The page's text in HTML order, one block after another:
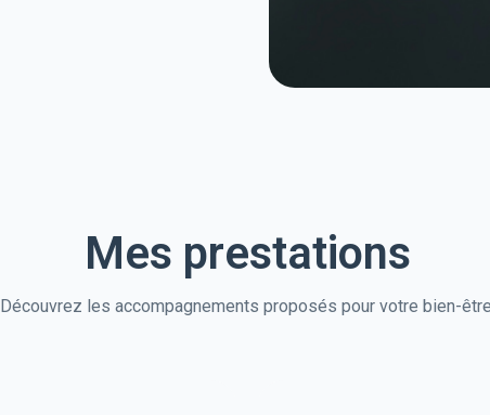
Mes prestations
Découvrez les accompagnements proposés pour votre bien-